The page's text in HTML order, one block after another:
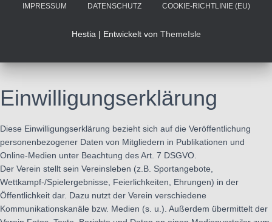
IMPRESSUM DATENSCHUTZ COOKIE-RICHTLINIE (EU)
Hestia | Entwickelt von ThemeIsle
Einwilligungserklärung
Diese Einwilligungserklärung bezieht sich auf die Veröffentlichung
personenbezogener Daten von Mitgliedern in Publikationen und
Online-Medien unter Beachtung des Art. 7 DSGVO.
Der Verein stellt sein Vereinsleben (z.B. Sportangebote,
Wettkampf-/Spielergebnisse, Feierlichkeiten, Ehrungen) in der
Öffentlichkeit dar. Dazu nutzt der Verein verschiedene
Kommunikationskanäle bzw. Medien (s. u.). Außerdem übermittelt der